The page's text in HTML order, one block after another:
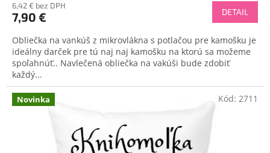
6,42 € bez DPH
7,90 € DETAIL
Obliečka na vankúš z mikrovlákna s potlačou pre kamošku je
ideálny darček pre tú naj naj kamošku na ktorú sa možeme
spoľahnúť.. Navlečená obliečka na vakúši bude zdobiť
každý...
Novinka Kód: 2711